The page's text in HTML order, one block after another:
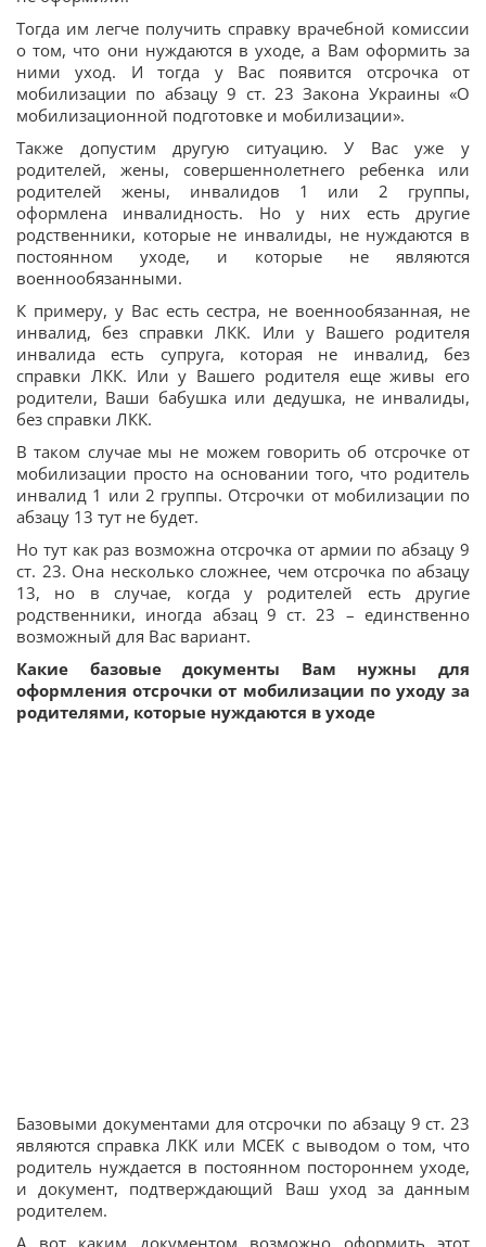
Тогда им легче получить справку врачебной комиссии
о том, что они нуждаются в уходе, а Вам оформить за
ними уход. И тогда у Вас появится отсрочка от
мобилизации по абзацу 9 ст. 23 Закона Украины «О
мобилизационной подготовке и мобилизации».
Также допустим другую ситуацию. У Вас уже у
родителей, жены, совершеннолетнего ребенка или
родителей жены, инвалидов 1 или 2 группы,
оформлена инвалидность. Но у них есть другие
родственники, которые не инвалиды, не нуждаются в
постоянном уходе, и которые не являются
военнообязанными.
К примеру, у Вас есть сестра, не военнообязанная, не
инвалид, без справки ЛКК. Или у Вашего родителя
инвалида есть супруга, которая не инвалид, без
справки ЛКК. Или у Вашего родителя еще живы его
родители, Ваши бабушка или дедушка, не инвалиды,
без справки ЛКК.
В таком случае мы не можем говорить об отсрочке от
мобилизации просто на основании того, что родитель
инвалид 1 или 2 группы. Отсрочки от мобилизации по
абзацу 13 тут не будет.
Но тут как раз возможна отсрочка от армии по абзацу 9
ст. 23. Она несколько сложнее, чем отсрочка по абзацу
13, но в случае, когда у родителей есть другие
родственники, иногда абзац 9 ст. 23 – единственно
возможный для Вас вариант.
Какие базовые документы Вам нужны для
оформления отсрочки от мобилизации по уходу за
родителями, которые нуждаются в уходе
Базовыми документами для отсрочки по абзацу 9 ст. 23
являются справка ЛКК или МСЕК с выводом о том, что
родитель нуждается в постоянном постороннем уходе,
и документ, подтверждающий Ваш уход за данным
родителем.
А вот каким документом возможно оформить этот